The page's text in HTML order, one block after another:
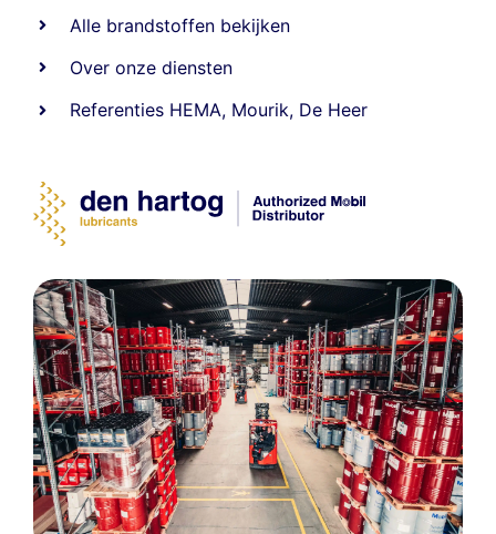
Alle brandstoffen bekijken
Over onze diensten
Referenties HEMA, Mourik, De Heer